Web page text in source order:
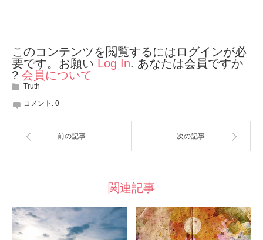
このコンテンツを閲覧するにはログインが必
要です。お願い Log In. あなたは会員ですか
? 会員について
Truth
コメント: 0
前の記事 次の記事
関連記事